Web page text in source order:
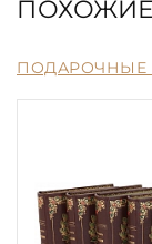
ПОДАРОЧНЫЕ